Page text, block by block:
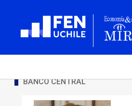
BANCO CENTRAL